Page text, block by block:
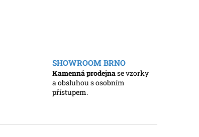
SHOWROOM BRNO
Kamenná prodejnase vzorky
a obsluhou s osobním
přístupem.